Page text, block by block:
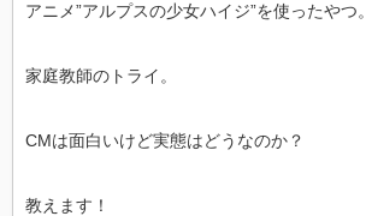
アニメ”アルプスの少女ハイジ”を使ったやつ。
家庭教師のトライ。
CMは面白いけど実態はどうなのか？
教えます！